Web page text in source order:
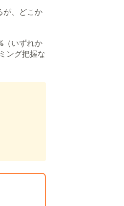
が、どこか
（いずれか
ング把握な